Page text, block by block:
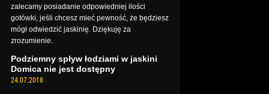
zalecamy posiadanie odpowiedniej ilości
gotówki, jeśli chcesz mieć pewność, że będziesz
mógł odwiedzić jaskinię. Dziękuję za
zrozumienie.
Podziemny spływ łodziami w jaskini
Domica nie jest dostępny
24.07.2018